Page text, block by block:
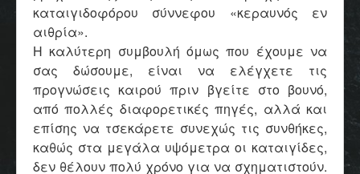
καταιγιδοφόρου σύννεφου «κεραυνός εν
αιθρία».
Η καλύτερη συμβουλή όμως που έχουμε να
σας δώσουμε, είναι να ελέγχετε τις
προγνώσεις καιρού πριν βγείτε στο βουνό,
από πολλές διαφορετικές πηγές, αλλά και
επίσης να τσεκάρετε συνεχώς τις συνθήκες,
καθώς στα μεγάλα υψόμετρα οι καταιγίδες,
δεν θέλουν πολύ χρόνο για να σχηματιστούν.